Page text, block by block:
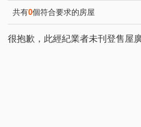
共有0個符合要求的房屋
很抱歉，此經紀業者未刊登售屋